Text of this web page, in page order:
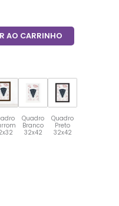
AO CARRINHO
Quadro
Branco
32x42
Quadro
Preto
32x42